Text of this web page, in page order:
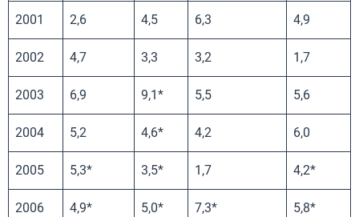
2001 2,6 4,5 6,3 4,9
2002 4,7 3,3 3,2 1,7
2003 6,9 9,1* 5,5 5,6
2004 5,2 4,6* 4,2 6,0
2005 5,3* 3,5* 1,7 4,2*
2006 4,9* 5,0* 7,3* 5,8*